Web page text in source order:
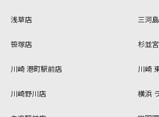
浅草店 三河
笹塚店 杉並
川崎 港町駅前店 川崎
川崎野川店 横浜